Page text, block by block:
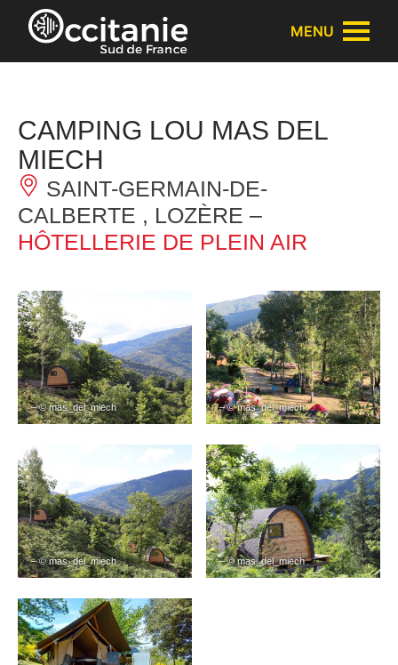
Panneau de gestion des cookies
MENU
CAMPING LOU MAS DEL
MIECH
SAINT-GERMAIN-DE-
CALBERTE , LOZÈRE –
HÔTELLERIE DE PLEIN AIR
– © mas_del_miech – © mas_del_miech
– © mas_del_miech – © mas_del_miech